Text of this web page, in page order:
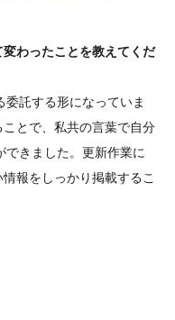
わったことを教えてくだ
託する形になっていま
とで、私共の言葉で自分
きました。更新作業に
報をしっかり掲載するこ